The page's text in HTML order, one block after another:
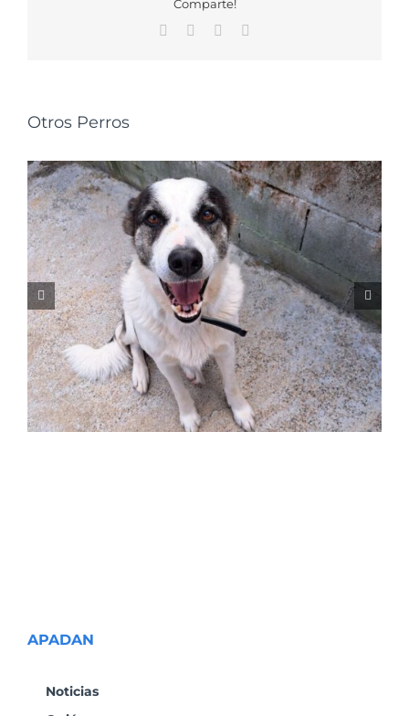
Comparte!
Facebook WhatsApp
Otros Perros
NALA
APADAN
Noticias